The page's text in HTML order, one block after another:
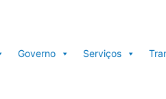
Governo Serviços